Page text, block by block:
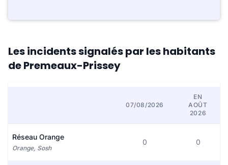
Les incidents signalés par les habitants
de Premeaux-Prissey
07/08/2026
EN
AOÛT
2026
Réseau Orange
Orange, Sosh
0 0